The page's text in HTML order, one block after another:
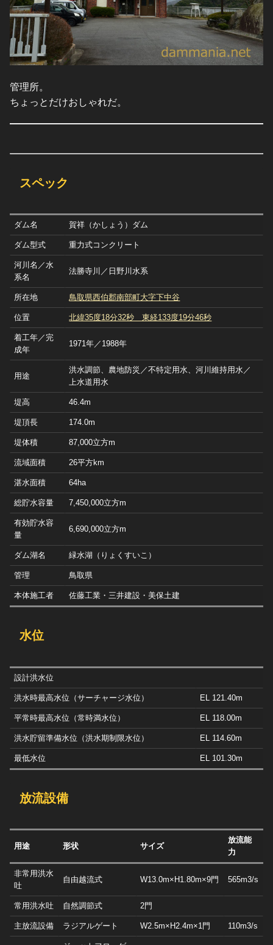
管理所。
ちょっとだけおしゃれだ。
スペック
ダム名 賀祥（かしょう）ダム
ダム型式 重力式コンクリート
河川名／水
系名
法勝寺川／日野川水系
所在地 鳥取県西伯郡南部町大字下中谷
位置 北緯35度18分32秒 東経133度19分46秒
着工年／完
成年
1971年／1988年
用途
洪水調節、農地防災／不特定用水、河川維持用水／
上水道用水
堤高 46.4m
堤頂長 174.0m
堤体積 87,000立方m
流域面積 26平方km
湛水面積 64ha
総貯水容量 7,450,000立方m
有効貯水容
量
6,690,000立方m
ダム湖名 緑水湖（りょくすいこ）
管理 鳥取県
本体施工者 佐藤工業・三井建設・美保土建
水位
設計洪水位
洪水時最高水位（サーチャージ水位） EL 121.40m
平常時最高水位（常時満水位） EL 118.00m
洪水貯留準備水位（洪水期制限水位） EL 114.60m
最低水位 EL 101.30m
放流設備
用途 形状 サイズ
放流能
力
非常用洪水
吐
自由越流式 W13.0m×H1.80m×9門 565m3/s
常用洪水吐 自然調節式 2門
主放流設備 ラジアルゲート W2.5m×H2.4m×1門 110m3/s